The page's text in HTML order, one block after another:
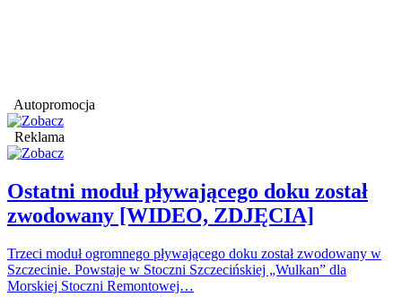
Autopromocja
Reklama
Ostatni moduł pływającego doku został
zwodowany [WIDEO, ZDJĘCIA]
Trzeci moduł ogromnego pływającego doku został zwodowany w
Szczecinie. Powstaje w Stoczni Szczecińskiej „Wulkan” dla
Morskiej Stoczni Remontowej…